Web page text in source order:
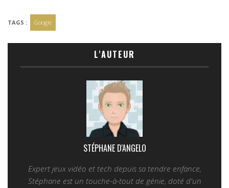
TAGS : Google
L'AUTEUR
STÉPHANE D'ANGELO
Expert jeux vidéo et tech depuis sa tendre enfance,
Stéphane est un touche-à-tout de génie, doté d'un